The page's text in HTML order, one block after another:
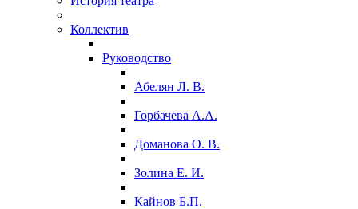
Коллектив
Руководство
Абелян Л. В.
Горбачева А.А.
Доманова О. В.
Золина Е. И.
Кайнов Б.П.